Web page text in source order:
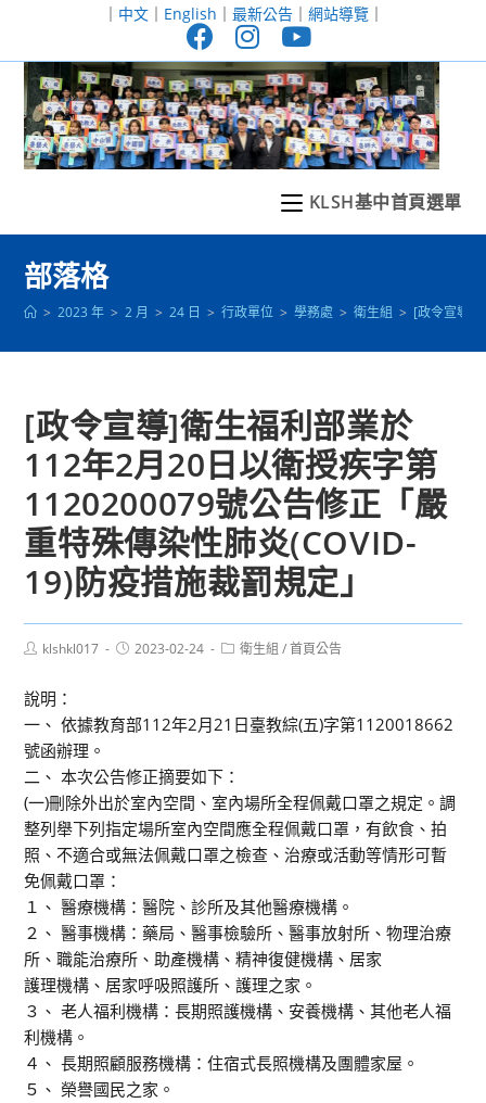
至
｜ 中文｜ English ｜ 最新公告｜ 網站導覽｜
KLSH基中首頁選單
部落格
> 2023 年 > 2 月 > 24 日 > 行政單位 > 學務處 > 衛生組 > [政令宣導]
[政令宣導]衛生福利部業於
112年2月20日以衛授疾字第
1120200079號公告修正「嚴
重特殊傳染性肺炎(COVID-
19)防疫措施裁罰規定」
Postklshkl017
Post2023-02-24
Post衛生組 / 首頁公告
說明：
一、 依據教育部112年2月21日臺教綜(五)字第1120018662
號函辦理。
二、 本次公告修正摘要如下：
(一)刪除外出於室內空間、室內場所全程佩戴口罩之規定。調
整列舉下列指定場所室內空間應全程佩戴口罩，有飲食、拍
照、不適合或無法佩戴口罩之檢查、治療或活動等情形可暫
免佩戴口罩：
１、 醫療機構：醫院、診所及其他醫療機構。
２、 醫事機構：藥局、醫事檢驗所、醫事放射所、物理治療
所、職能治療所、助產機構、精神復健機構、居家
護理機構、居家呼吸照護所、護理之家。
３、 老人福利機構：長期照護機構、安養機構、其他老人福
利機構。
４、 長期照顧服務機構：住宿式長照機構及團體家屋。
５、 榮譽國民之家。